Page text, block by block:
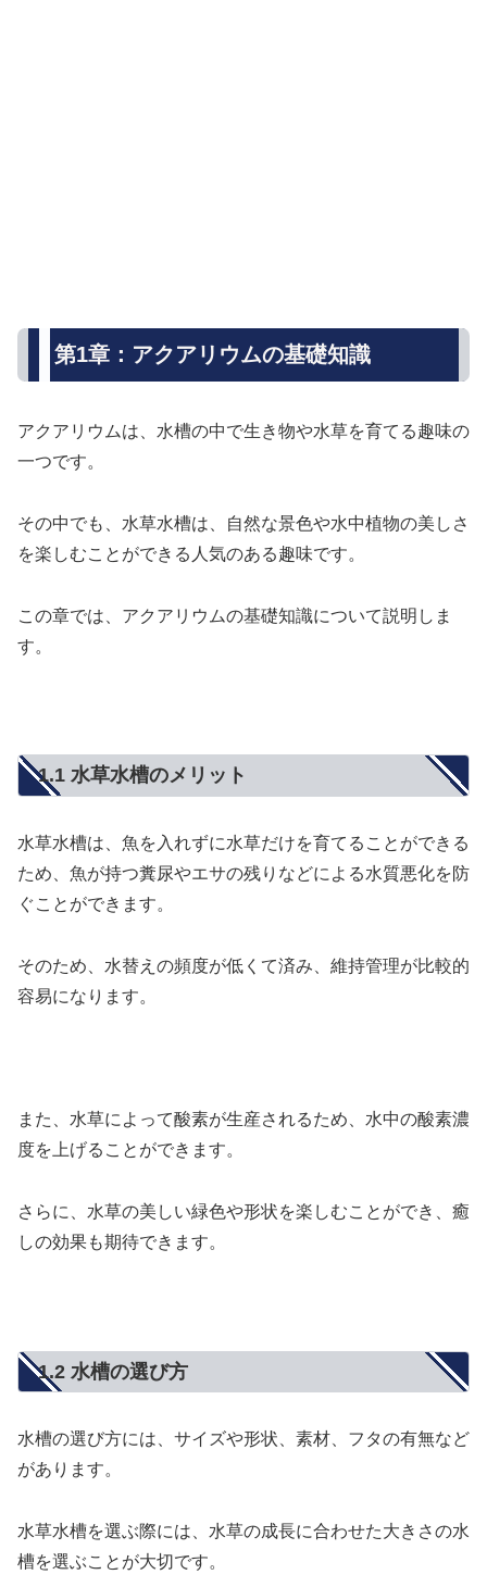
第1章：アクアリウムの基礎知識
アクアリウムは、水槽の中で生き物や水草を育てる趣味の
一つです。
その中でも、水草水槽は、自然な景色や水中植物の美しさ
を楽しむことができる人気のある趣味です。
この章では、アクアリウムの基礎知識について説明しま
す。
1.1 水草水槽のメリット
水草水槽は、魚を入れずに水草だけを育てることができる
ため、魚が持つ糞尿やエサの残りなどによる水質悪化を防
ぐことができます。
そのため、水替えの頻度が低くて済み、維持管理が比較的
容易になります。
また、水草によって酸素が生産されるため、水中の酸素濃
度を上げることができます。
さらに、水草の美しい緑色や形状を楽しむことができ、癒
しの効果も期待できます。
1.2 水槽の選び方
水槽の選び方には、サイズや形状、素材、フタの有無など
があります。
水草水槽を選ぶ際には、水草の成長に合わせた大きさの水
槽を選ぶことが大切です。